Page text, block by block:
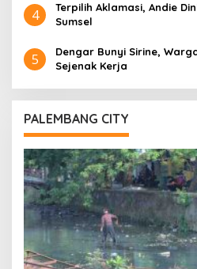
4
Terpilih Aklamasi, Andie
Sumsel
5
Dengar Bunyi Sirine,
Sejenak Kerja
PALEMBANG CITY